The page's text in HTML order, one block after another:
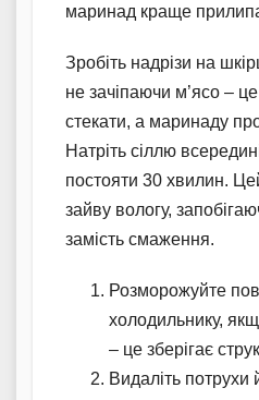
маринад краще
Зробіть надрізи на
не зачіпаючи м’ясо –
стекати, а маринаду
Натріть сіллю
постояти 30 хвилин.
зайву вологу,
замість смаження.
Розморожуйте
холодильнику,
– це зберігає
Видаліть потрухи